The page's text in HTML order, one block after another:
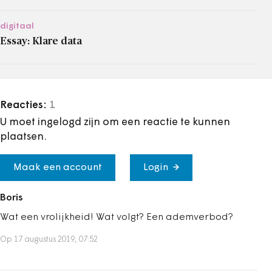
digitaal
Essay: Klare data
Reacties: 1
U moet ingelogd zijn om een reactie te kunnen
plaatsen.
Maak een account Login
Boris
Wat een vrolijkheid! Wat volgt? Een ademverbod?
Op 17 augustus 2019, 07:52